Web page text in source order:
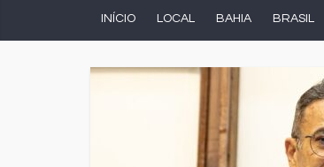
INÍCIO LOCAL BAHIA BRASIL